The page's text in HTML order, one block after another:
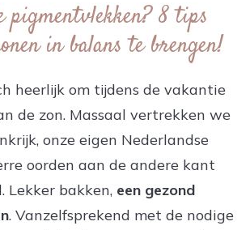
pigmentvlekken? 8 tips
in balans te brengen!
heerlijk om tijdens de vakantie
de zon. Massaal vertrekken we
onze eigen Nederlandse
oorden aan de andere kant
Lekker bakken, een gezond
. Vanzelfsprekend met de nodige